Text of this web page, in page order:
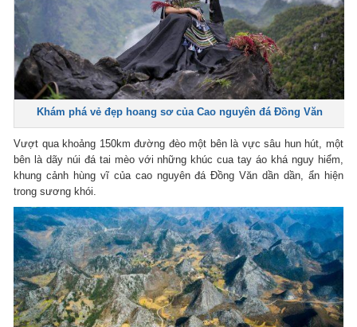
Khám phá vẻ đẹp hoang sơ của Cao nguyên đá Đồng Văn
Vượt qua khoảng 150km đường đèo một bên là vực sâu hun hút, một
bên là dãy núi đá tai mèo với những khúc cua tay áo khá nguy hiểm,
khung cảnh hùng vĩ của cao nguyên đá Đồng Văn dần dần, ẩn hiện
trong sương khói.